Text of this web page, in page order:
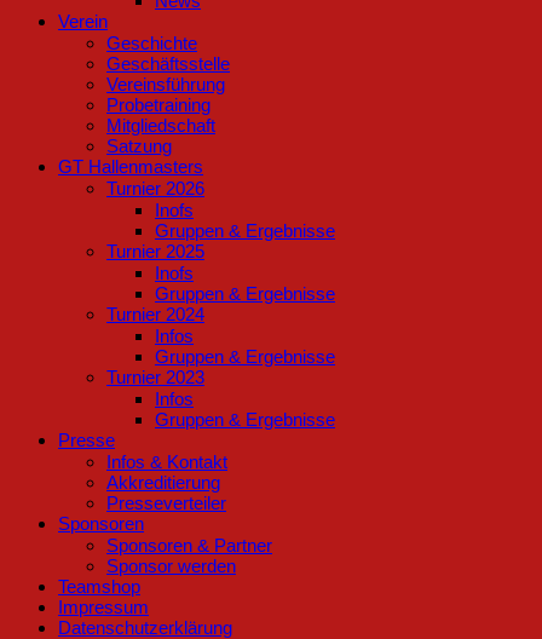
Verein
Geschichte
Geschäftsstelle
Vereinsführung
Probetraining
Mitgliedschaft
Satzung
GT Hallenmasters
Turnier 2026
Inofs
Gruppen & Ergebnisse
Turnier 2025
Inofs
Gruppen & Ergebnisse
Turnier 2024
Infos
Gruppen & Ergebnisse
Turnier 2023
Infos
Gruppen & Ergebnisse
Presse
Infos & Kontakt
Akkreditierung
Presseverteiler
Sponsoren
Sponsoren & Partner
Sponsor werden
Teamshop
Impressum
Datenschutzerklärung